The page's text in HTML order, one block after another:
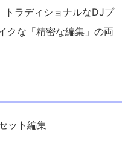
トラディショナルなDJプ
クな「精密な編集」の両
ット編集